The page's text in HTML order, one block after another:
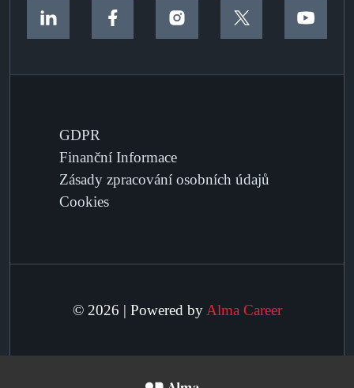
GDPR
Finanční Informace
Zásady zpracování osobních údajů
Cookies
© 2026 | Powered by Alma Career